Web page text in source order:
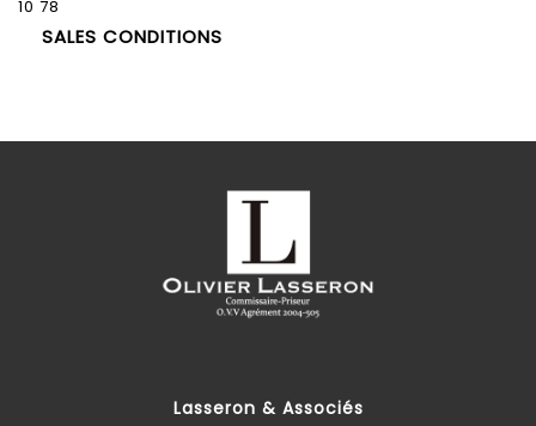
10 78
SALES CONDITIONS
Lasseron & Associés